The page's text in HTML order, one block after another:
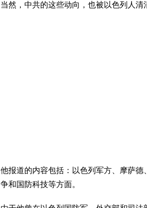
当然，中共的这些动向，也被以色列人清
他报道的内容包括：以色列军方、摩萨
争和国防科技等方面。